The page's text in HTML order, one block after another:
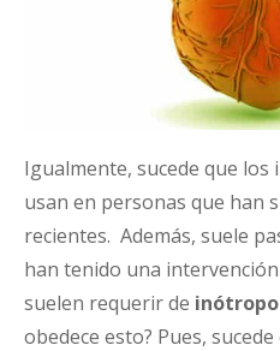
Igualmente, sucede que
usan en personas que han
recientes. Además, suele
han tenido una
suelen requerir de
obedece esto? Pues,